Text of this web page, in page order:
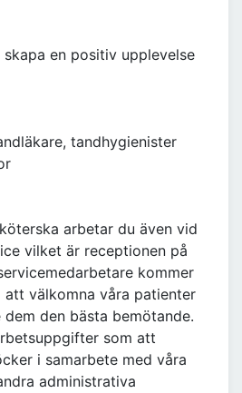
en positiv upplevelse
tandhygienister
arbetar du även vid
vilket är receptionen på
kommer
välkomna våra patienter
den bästa bemötande.
som att
i samarbete med våra
administrativa